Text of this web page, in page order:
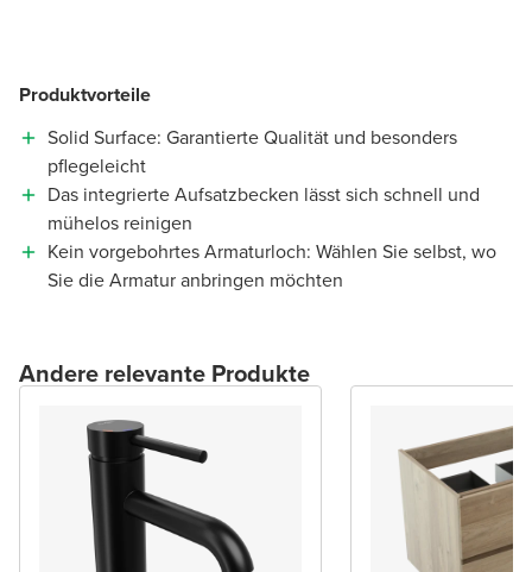
Produktvorteile
Solid Surface: Garantierte Qualität und besonders
pflegeleicht
Das integrierte Aufsatzbecken lässt sich schnell und
mühelos reinigen
Kein vorgebohrtes Armaturloch: Wählen Sie selbst, wo
Sie die Armatur anbringen möchten
Andere relevante Produkte